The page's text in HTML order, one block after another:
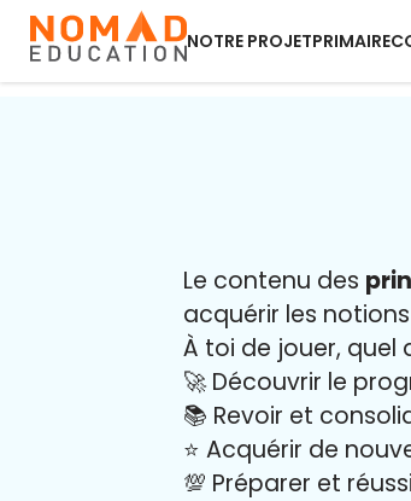
NOTRE PROJETPRIMAIRE
Le contenu des
acquérir les
À toi de jouer, quel
🚀 Découvrir le
📚 Revoir et
⭐️ Acquérir de
💯 Préparer et